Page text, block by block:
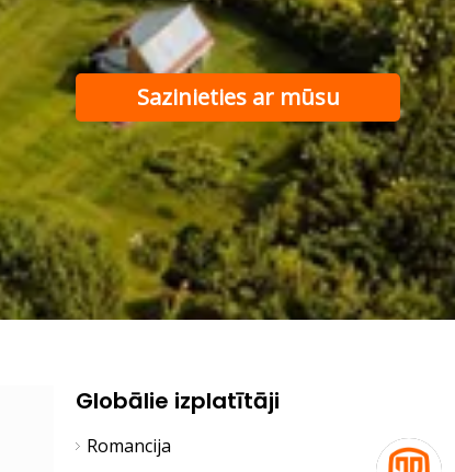
Sazinieties ar mūsu
atbalsta komandu
Globālie izplatītāji
Romancija